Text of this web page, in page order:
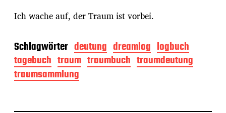
Ich wache auf, der Traum ist vorbei.
Schlagwörter deutung dreamlog logbuch
tagebuch traum traumbuch traumdeutung
traumsammlung